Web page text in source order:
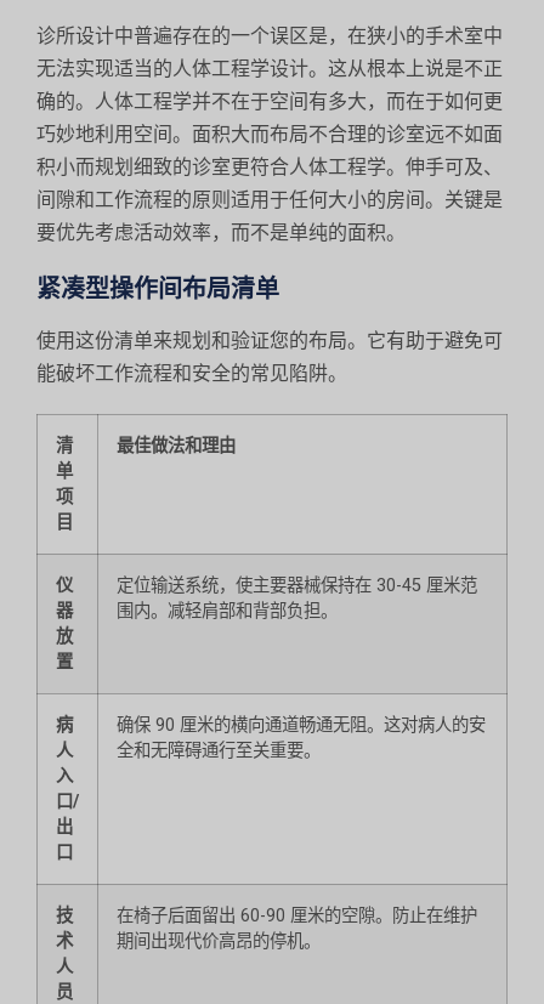
诊所设计中普遍存在的一个误区是，在狭小的手术室中
无法实现适当的人体工程学设计。这从根本上说是不正
确的。人体工程学并不在于空间有多大，而在于如何更
巧妙地利用空间。面积大而布局不合理的诊室远不如面
积小而规划细致的诊室更符合人体工程学。伸手可及、
间隙和工作流程的原则适用于任何大小的房间。关键是
要优先考虑活动效率，而不是单纯的面积。
紧凑型操作间布局清单
使用这份清单来规划和验证您的布局。它有助于避免可
能破坏工作流程和安全的常见陷阱。
清
单
项
目
最佳做法和理由
仪
器
放
置
定位输送系统，使主要器械保持在 30-45 厘米范
围内。减轻肩部和背部负担。
病
人
入
口/
出
口
确保 90 厘米的横向通道畅通无阻。这对病人的安
全和无障碍通行至关重要。
技
术
人
员
在椅子后面留出 60-90 厘米的空隙。防止在维护
期间出现代价高昂的停机。